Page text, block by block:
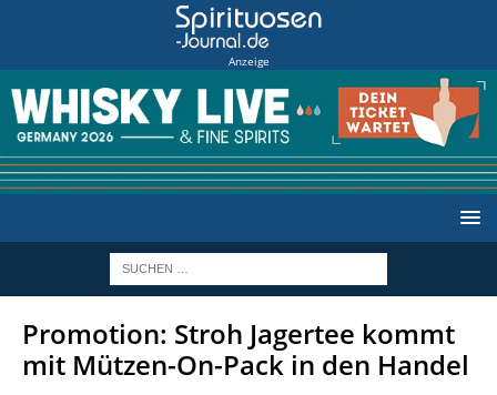
Anzeige
Promotion: Stroh Jagertee kommt
mit Mützen-On-Pack in den Handel